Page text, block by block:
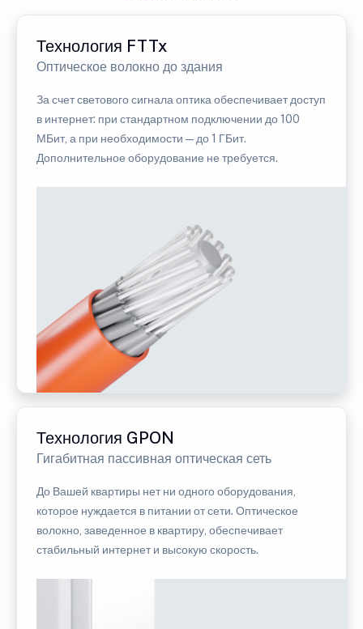
Технология FTTx
Оптическое волокно до здания
За счет светового сигнала оптика обеспечивает доступ
в интернет: при стандартном подключении до 100
МБит, а при необходимости — до 1 ГБит.
Дополнительное оборудование не требуется.
Технология GPON
Гигабитная пассивная оптическая сеть
До Вашей квартиры нет ни одного оборудования,
которое нуждается в питании от сети. Оптическое
волокно, заведенное в квартиру, обеспечивает
стабильный интернет и высокую скорость.